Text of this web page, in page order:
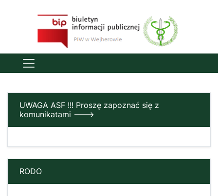
UWAGA ASF !!! Proszę zapoznać się z
komunikatami --->
RODO